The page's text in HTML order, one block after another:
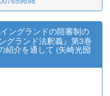
ングランドの陪審制の
グランド法釈義』第3巻
紹介を通して (矢崎光圀